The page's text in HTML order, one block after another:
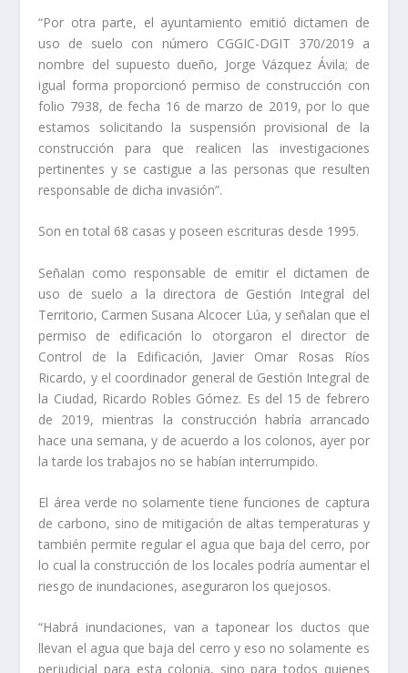
“Por otra parte, el ayuntamiento emitió dictamen de
uso de suelo con número CGGIC-DGIT 370/2019 a
nombre del supuesto dueño, Jorge Vázquez Ávila; de
igual forma proporcionó permiso de construcción con
folio 7938, de fecha 16 de marzo de 2019, por lo que
estamos solicitando la suspensión provisional de la
construcción para que realicen las investigaciones
pertinentes y se castigue a las personas que resulten
responsable de dicha invasión”.
Son en total 68 casas y poseen escrituras desde 1995.
Señalan como responsable de emitir el dictamen de
uso de suelo a la directora de Gestión Integral del
Territorio, Carmen Susana Alcocer Lúa, y señalan que el
permiso de edificación lo otorgaron el director de
Control de la Edificación, Javier Omar Rosas Ríos
Ricardo, y el coordinador general de Gestión Integral de
la Ciudad, Ricardo Robles Gómez. Es del 15 de febrero
de 2019, mientras la construcción habría arrancado
hace una semana, y de acuerdo a los colonos, ayer por
la tarde los trabajos no se habían interrumpido.
El área verde no solamente tiene funciones de captura
de carbono, sino de mitigación de altas temperaturas y
también permite regular el agua que baja del cerro, por
lo cual la construcción de los locales podría aumentar el
riesgo de inundaciones, aseguraron los quejosos.
“Habrá inundaciones, van a taponear los ductos que
llevan el agua que baja del cerro y eso no solamente es
perjudicial para esta colonia, sino para todos quienes